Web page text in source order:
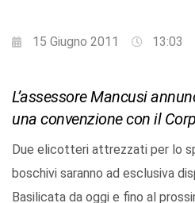
15 Giugno 2011 13:03
L’assessore Mancusi
una convenzione con il
Due elicotteri attrezzati per lo
boschivi saranno ad esclusiva
Basilicata da oggi e fino al